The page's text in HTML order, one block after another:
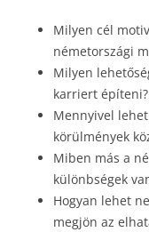
Milyen cél
németországi
Milyen
karriert építeni?
Mennyivel
körülmények
Miben más a
különbségek
Hogyan lehet
megjön az